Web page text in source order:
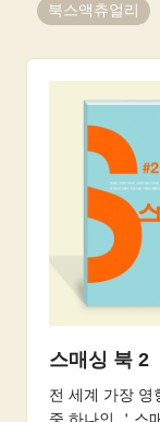
북스액츄얼리
스매싱 북 2
전 세계 가장 영